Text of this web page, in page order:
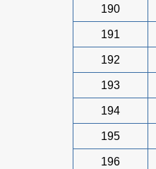
190
191
192
193
194
195
196